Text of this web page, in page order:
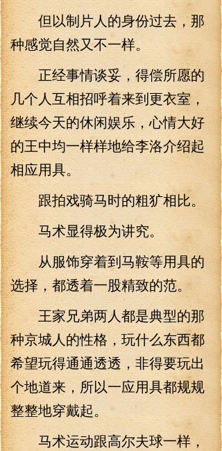
但以制片人的身份过去，那
种感觉自然又不一样。
正经事情谈妥，得偿所愿的
几个人互相招呼着来到更衣室，
继续今天的休闲娱乐，心情大好
的王中均一样样地给李洛介绍起
相应用具。
跟拍戏骑马时的粗犷相比。
马术显得极为讲究。
从服饰穿着到马鞍等用具的
选择，都透着一股精致的范。
王家兄弟两人都是典型的那
种京城人的性格，玩什么东西都
希望玩得通通透透，非得要玩出
个地道来，所以一应用具都规规
整整地穿戴起。
马术运动跟高尔夫球一样，